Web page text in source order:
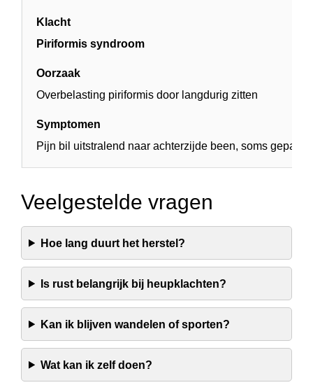
Piriformis syndroom
Overbelasting piriformis door langdurig zitten
Pijn bil uitstralend naar achterzijde been, soms
Veelgestelde vragen
Hoe lang duurt het herstel?
Is rust belangrijk bij heupklachten?
Kan ik blijven wandelen of sporten?
Wat kan ik zelf doen?